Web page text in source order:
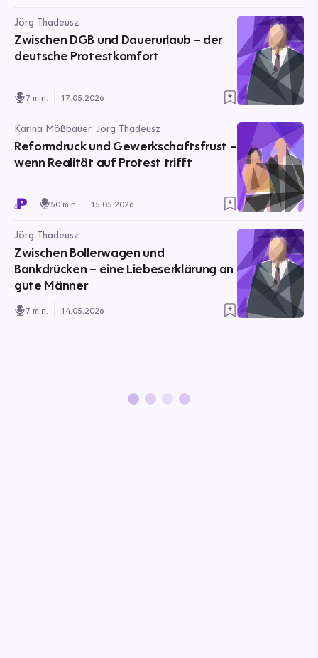
Jörg Thadeusz
Zwischen DGB und Dauerurlaub – der
deutsche Protestkomfort
7 min. 17.05.2026
Karina Mößbauer, Jörg Thadeusz
Reformdruck und Gewerkschaftsfrust –
wenn Realität auf Protest trifft
50 min. 15.05.2026
Jörg Thadeusz
Zwischen Bollerwagen und
Bankdrücken – eine Liebeserklärung an
gute Männer
7 min. 14.05.2026